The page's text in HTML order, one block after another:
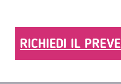
RICHIEDI IL